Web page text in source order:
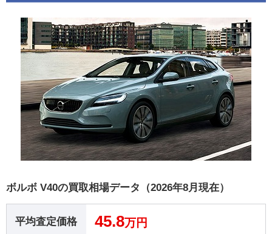
ボルボ V40の買取相場データ（2026年8月現在）
平均査定価格 45.8万円